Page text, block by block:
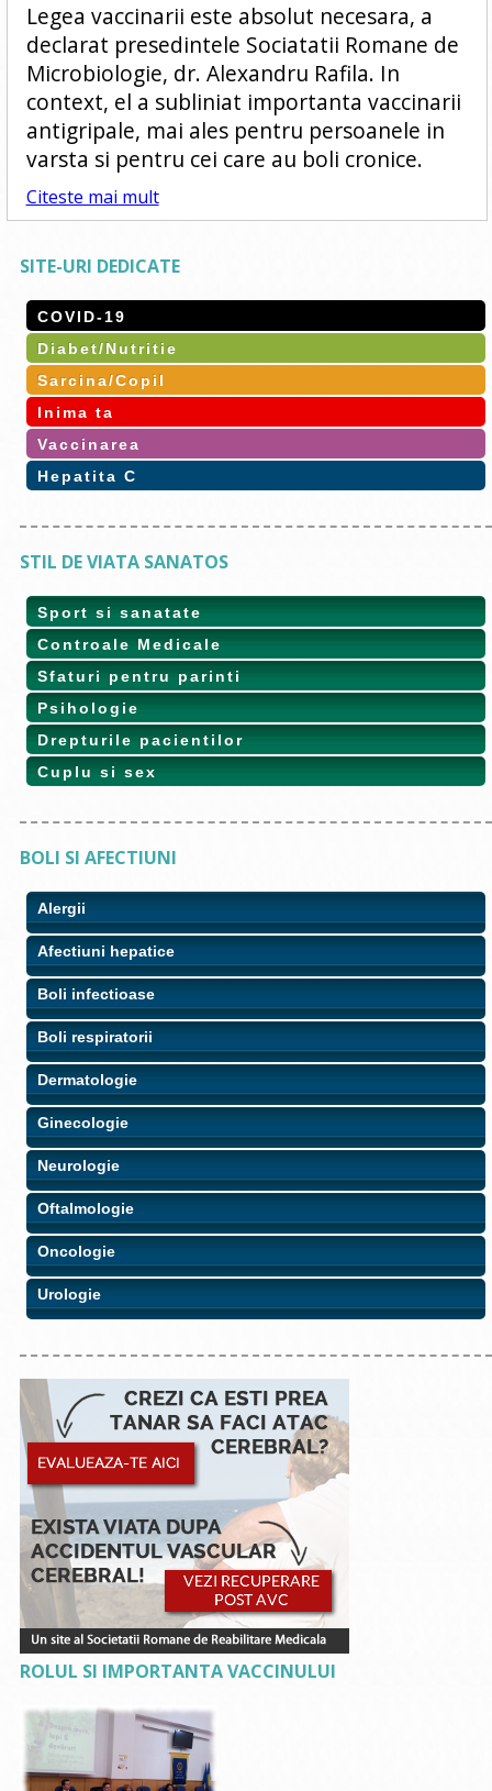
Legea vaccinarii este absolut necesara, a
declarat presedintele Sociatatii Romane de
Microbiologie, dr. Alexandru Rafila. In
context, el a subliniat importanta vaccinarii
antigripale, mai ales pentru persoanele in
varsta si pentru cei care au boli cronice.
Citeste mai mult
SITE-URI DEDICATE
COVID-19
Diabet/Nutritie
Sarcina/Copil
Inima ta
Vaccinarea
Hepatita C
STIL DE VIATA SANATOS
Sport si sanatate
Controale Medicale
Sfaturi pentru parinti
Psihologie
Drepturile pacientilor
Cuplu si sex
BOLI SI AFECTIUNI
Alergii
Afectiuni hepatice
Boli infectioase
Boli respiratorii
Dermatologie
Ginecologie
Neurologie
Oftalmologie
Oncologie
Urologie
ROLUL SI IMPORTANTA VACCINULUI